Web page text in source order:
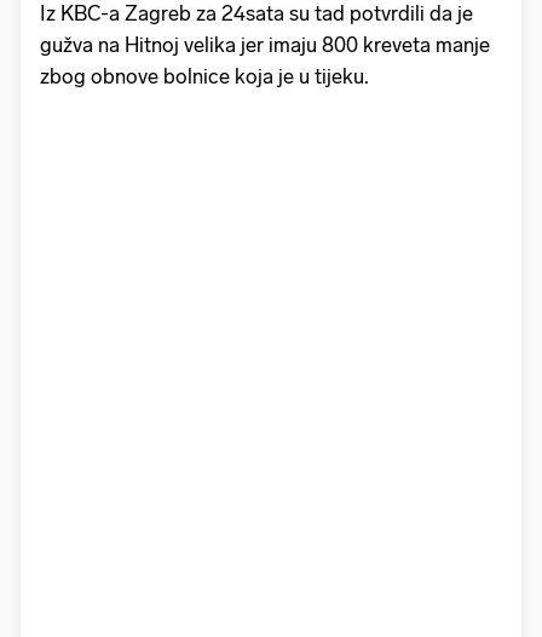
Iz KBC-a Zagreb za 24sata su tad potvrdili da je
gužva na Hitnoj velika jer imaju 800 kreveta manje
zbog obnove bolnice koja je u tijeku.